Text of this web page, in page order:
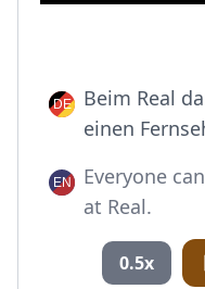
Beim Real
einen
Everyone
at Real.
0.5x